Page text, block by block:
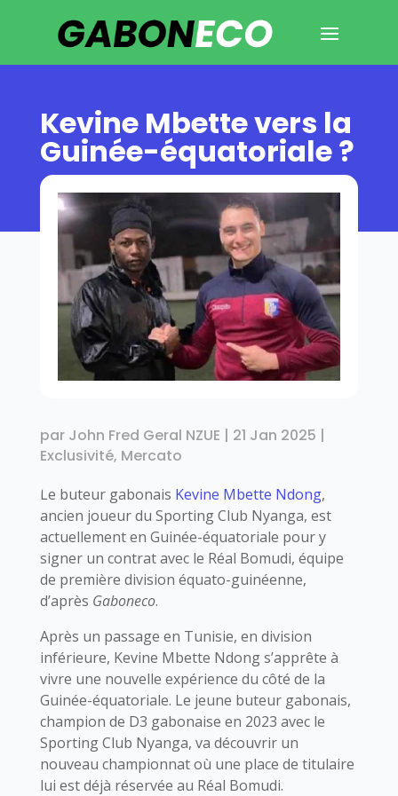
Kevine Mbette vers la
Guinée-équatoriale ?
par John Fred Geral NZUE | 21 Jan 2025 |
Exclusivité, Mercato
Le buteur gabonais Kevine Mbette Ndong,
ancien joueur du Sporting Club Nyanga, est
actuellement en Guinée-équatoriale pour y
signer un contrat avec le Réal Bomudi, équipe
de première division équato-guinéenne,
d’après Gaboneco.
Après un passage en Tunisie, en division
inférieure, Kevine Mbette Ndong s’apprête à
vivre une nouvelle expérience du côté de la
Guinée-équatoriale. Le jeune buteur gabonais,
champion de D3 gabonaise en 2023 avec le
Sporting Club Nyanga, va découvrir un
nouveau championnat où une place de titulaire
lui est déjà réservée au Réal Bomudi.